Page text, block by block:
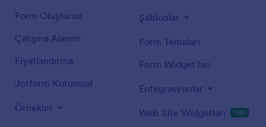
Form Oluşturun
Çalışma Alanım
Fiyatlandırma
Jotform Kurumsal
Örnekler
Şablonlar
Form Temaları
Form Widget'ları
Entegrasyonlar
Web Site Widgetları YENİ